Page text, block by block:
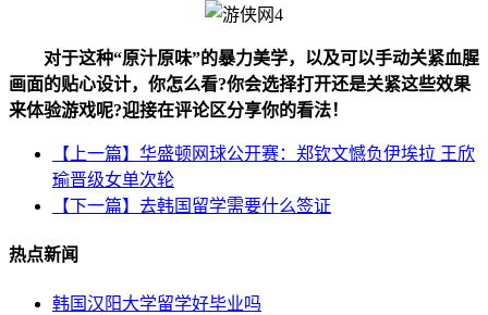
对于这种“原汁原味”的暴力美学，以及可以手动关紧血腥
画面的贴心设计，你怎么看?你会选择打开还是关紧这些效果
来体验游戏呢?迎接在评论区分享你的看法！
【上一篇】华盛顿网球公开赛：郑钦文憾负伊埃拉 王欣
瑜晋级女单次轮
【下一篇】去韩国留学需要什么签证
热点新闻
韩国汉阳大学留学好毕业吗